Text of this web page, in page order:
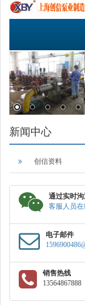
新闻中心
创信资料
通过实时
客服人员
电子邮件
销售热线
13564867888